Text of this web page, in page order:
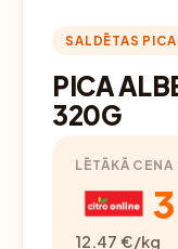
SALDĒTAS
PICA
320G
LĒTĀKĀ CENA
12.47 €/kg